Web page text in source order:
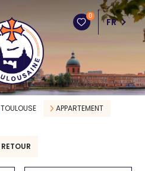
0
FR
TOULOUSE APPARTEMENT
RETOUR